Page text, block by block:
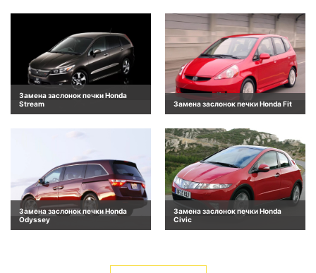
Замена заслонок печки Honda
Stream
Замена заслонок печки Honda Fit
Замена заслонок печки Honda
Odyssey
Замена заслонок печки Honda
Civic